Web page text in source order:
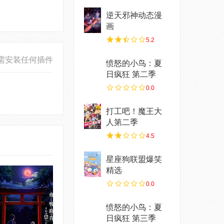
安装任何插件
逆天邪神动态漫
画
5.2
愤怒的小鸟：夏
日疯狂 第二季
0.0
打工吧！魔王大
人第二季
4.5
星座狗联盟爆笑
精选
0.0
愤怒的小鸟：夏
日疯狂 第三季